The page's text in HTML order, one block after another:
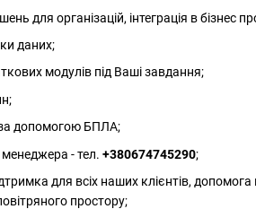
для організацій, інтеграція в бізнес
даних;
модулів під Ваші завдання;
за допомогою БПЛА;
- тел. +380674745290;
для всіх наших клієнтів, допомога
простору;